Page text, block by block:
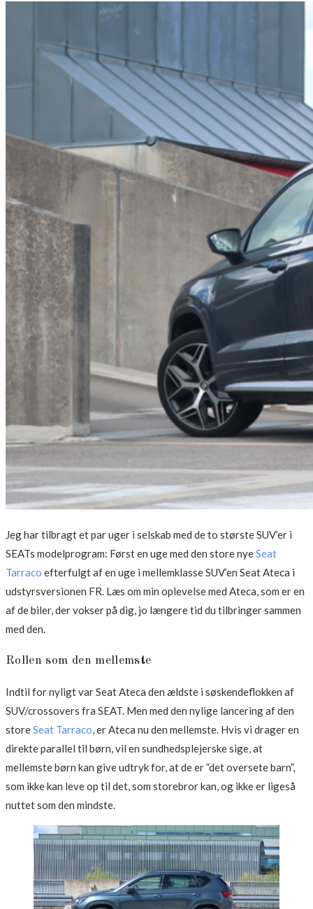
Jeg har tilbragt et par uger i selskab med de to største SUV’er i
SEATs modelprogram: Først en uge med den store nyeSeat
Tarraco efterfulgt af en uge i mellemklasse SUV’en Seat Ateca i
udstyrsversionen FR. Læs om min oplevelse med Ateca, som er en
af de biler, der vokser på dig, jo længere tid du tilbringer sammen
med den.
Rollen som den mellemste
Indtil for nyligt var Seat Ateca den ældste i søskendeflokken af
SUV/crossovers fra SEAT. Men med den nylige lancering af den
storeSeat Tarraco , er Ateca nu den mellemste. Hvis vi drager en
direkte parallel til børn, vil en sundhedsplejerske sige, at
mellemste børn kan give udtryk for, at de er ”det oversete barn”,
som ikke kan leve op til det, som storebror kan, og ikke er ligeså
nuttet som den mindste.